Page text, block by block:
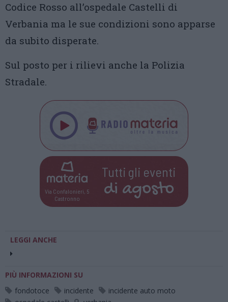
Codice Rosso all’ospedale Castelli di
Verbania ma le sue condizioni sono apparse
da subito disperate.
Sul posto per i rilievi anche la Polizia
Stradale.
Via Confalonieri, 5
Castronno
Tutti gli eventi
di agosto
LEGGI ANCHE
PIÙ INFORMAZIONI SU
fondotoce
incidente
incidente auto moto